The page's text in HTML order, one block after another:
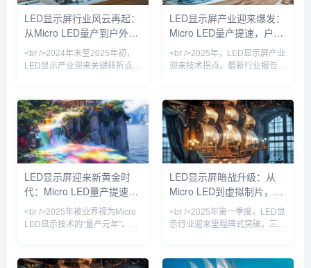
降近60%。在深圳举行的国际
LED展上，一款采用玻璃基板的
透明Micro LED屏惊艳全场——
户外裸眼3D大屏的普及。从上
游芯片到下游应用，产业链各环
节都在经历一场深刻的效率革
LED显示屏行业风云再起：
从Micro LED量产到户外广
告新蓝海，一场显示革命正
在进行
<br />2024年末至2025年初，
LED显示产业迎来关键转折点。
和超大尺寸无缝拼接屏，像素间
距突破P0.3以下，亮度与寿命较
传统OLED提升数倍。多家设备
厂商透露，巨量转移良率已从去
年不足90%提升至99.99%，成
本骤降60%。这意味着Micro
LED不再只是实验室里的奢侈
品，而是开始进入高端商用显示
LED显示屏产业迎来爆发：
Micro LED量产提速，户外
广告迈向万亿级市场
<br />2025年，LED显示屏产业
迎来技术拐点。最新行业报告显
小时200万颗，远超此前业界预
期。三星、索尼、京东方等巨头
相继发布新一代Micro LED显示
屏，像素间距下探至P0.3以下，
亮度却提升至5000nit以上。这
意味着，在户外强光环境下，
Micro LED依然能呈现细腻画
质，彻底解决了传统LCD和
LED显示屏迎来新黄金时
代：Micro LED量产提速与
户外广告数字化浪潮重塑产
业格局
<br />2025年被业界视为Micro
LED显示技术的“量产元年”。最
华灿光电等企业在Micro LED芯
LED显示屏暗战升级：从
Micro LED到虚拟制片，一
场改写视觉产业的万亿赛道
竞速
<br />2025年第一季度，LED显
示行业迎来里程碑式突破。三
99.9%，像素间距突破P0.3极